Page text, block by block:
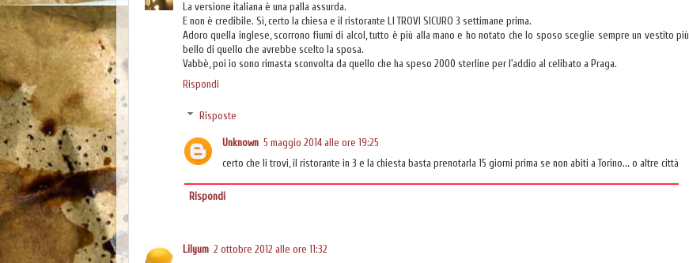
La versione italiana è una palla assurda.
E non è credibile. Sì, certo la chiesa e il ristorante LI TROVI SICURO 3 settimane prima.
Adoro quella inglese, scorrono fiumi di alcol, tutto è più alla mano e ho notato che lo sposo sceglie sempre un vestito più
bello di quello che avrebbe scelto la sposa.
Vabbè, poi io sono rimasta sconvolta da quello che ha speso 2000 sterline per l'addio al celibato a Praga.
Rispondi
Risposte
Unknown 5 maggio 2014 alle ore 19:25
certo che li trovi, il ristorante in 3 e la chiesta basta prenotarla 15 giorni prima se non abiti a Torino... o altre città
Rispondi
Lilyum 2 ottobre 2012 alle ore 11:32